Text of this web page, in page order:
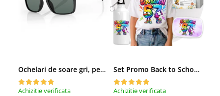
Ochelari de soare gri, pentru barbati, Daniel Klein Sunglasses, DK3250-2
Achizitie verificata
Set Promo Back to School Six Seven 67 – Tricou + Cutie + Bidon Personalizat pentru copilul tău
Achizitie verificata